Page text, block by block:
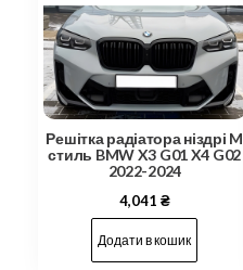
Решітка радіатора ніздрі M
стиль BMW X3 G01 X4 G02
2022-2024
4,041 ₴
Додати в кошик